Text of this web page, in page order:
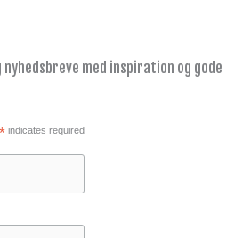
med inspiration og gode
*indicates required